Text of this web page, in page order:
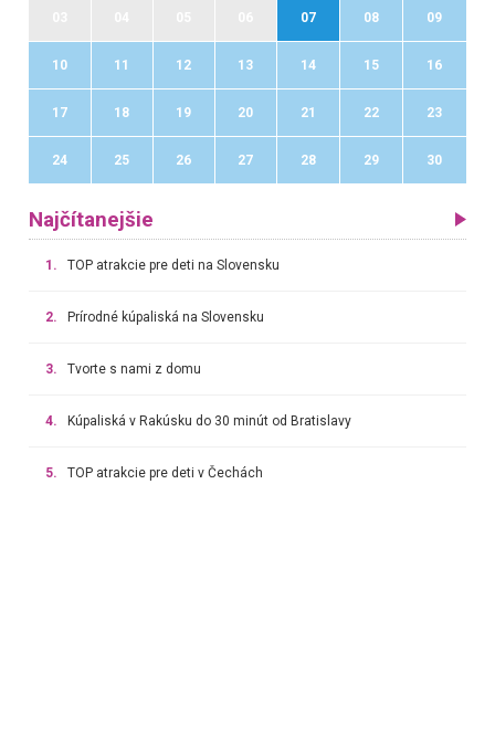
07 08 09
10 11 12 13 14 15 16
17 18 19 20 21 22 23
24 25 26 27 28 29 30
Najčítanejšie
1. TOP atrakcie pre deti na Slovensku
2. Prírodné kúpaliská na Slovensku
3. Tvorte s nami z domu
4. Kúpaliská v Rakúsku do 30 minút od Bratislavy
5. TOP atrakcie pre deti v Čechách